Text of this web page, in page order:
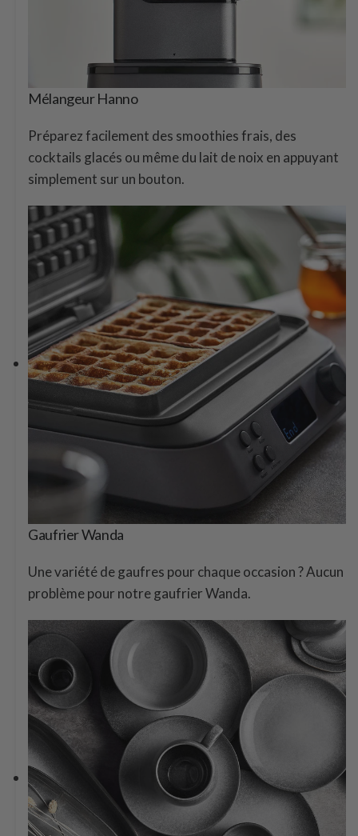
Mélangeur Hanno
Préparez facilement des smoothies frais, des
cocktails glacés ou même du lait de noix en appuyant
simplement sur un bouton.
Gaufrier Wanda
Une variété de gaufres pour chaque occasion ? Aucun
problème pour notre gaufrier Wanda.